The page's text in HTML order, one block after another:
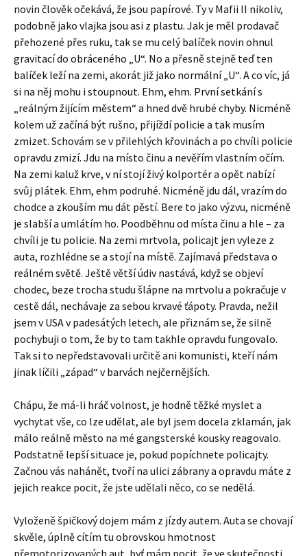
novin člověk očekává, že jsou papírové. Ty v Mafii II nikoliv,
podobně jako vlajka jsou asi z plastu. Jak je měl prodavač
přehozené přes ruku, tak se mu celý balíček novin ohnul
gravitací do obráceného „U“. No a přesně stejně teď ten
balíček leží na zemi, akorát již jako normální „U“. A co víc, já
si na něj mohu i stoupnout. Ehm, ehm. První setkání s
„reálným žijícím městem“ a hned dvě hrubé chyby. Nicméně
kolem už začíná být rušno, přijíždí policie a tak musím
zmizet. Schovám se v přilehlých křovinách a po chvíli policie
opravdu zmizí. Jdu na místo činu a nevěřím vlastním očím.
Na zemi kaluž krve, v ní stojí živý kolportér a opět nabízí
svůj plátek. Ehm, ehm podruhé. Nicméně jdu dál, vrazím do
chodce a zkouším mu dát pěstí. Bere to jako výzvu, nicméně
je slabší a umlátím ho. Poodběhnu od místa činu a hle – za
chvíli je tu policie. Na zemi mrtvola, policajt jen vyleze z
auta, rozhlédne se a stojí na místě. Zajímavá představa o
reálném světě. Ještě větší údiv nastává, když se objeví
chodec, beze trocha studu šlápne na mrtvolu a pokračuje v
cestě dál, nechávaje za sebou krvavé ťápoty. Pravda, nežil
jsem v USA v padesátých letech, ale přiznám se, že silně
pochybuji o tom, že by to tam takhle opravdu fungovalo.
Tak si to nepředstavovali určitě ani komunisti, kteří nám
jinak líčili „západ“ v barvách nejčernějších.
Chápu, že má-li hráč volnost, je hodně těžké myslet a
vychytat vše, co lze udělat, ale byl jsem docela zklamán, jak
málo reálně město na mé gangsterské kousky reagovalo.
Podstatně lepší situace je, pokud popíchnete policajty.
Začnou vás nahánět, tvoří na ulici zábrany a opravdu máte z
jejich reakce pocit, že jste udělali něco, co se nedělá.
Vyloženě špičkový dojem mám z jízdy autem. Auta se chovají
skvěle, úplně cítím tu obrovskou hmotnost
přemotorizovaných aut, byť mám pocit, že ve skutečnosti